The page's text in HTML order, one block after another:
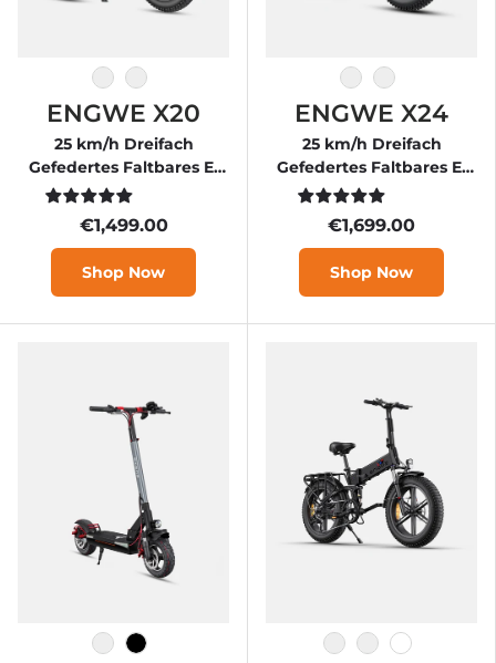
ENGWE X20
25 km/h Dreifach
Gefedertes Faltbares E-
Bike
€1,499.00
Shop Now
ENGWE X24
25 km/h Dreifach
Gefedertes Faltbares E-
Bike
€1,699.00
Shop Now